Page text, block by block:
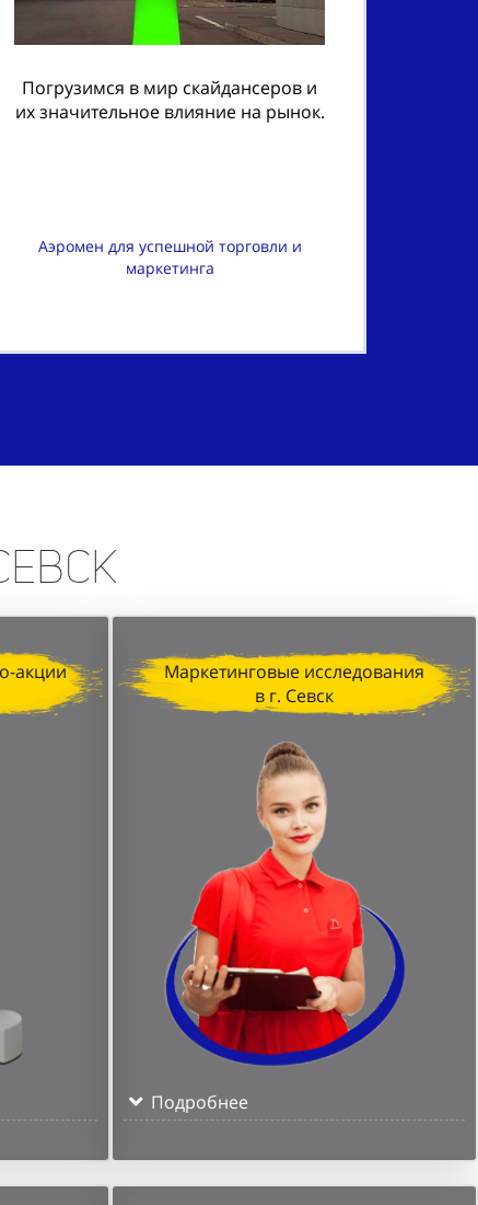
Погрузимся в мир скайдансеров и
их значительное влияние на рынок.
Аэромен для успешной торговли и
маркетинга
акции
Маркетинговые исследования
в г. Севск
Подробнее